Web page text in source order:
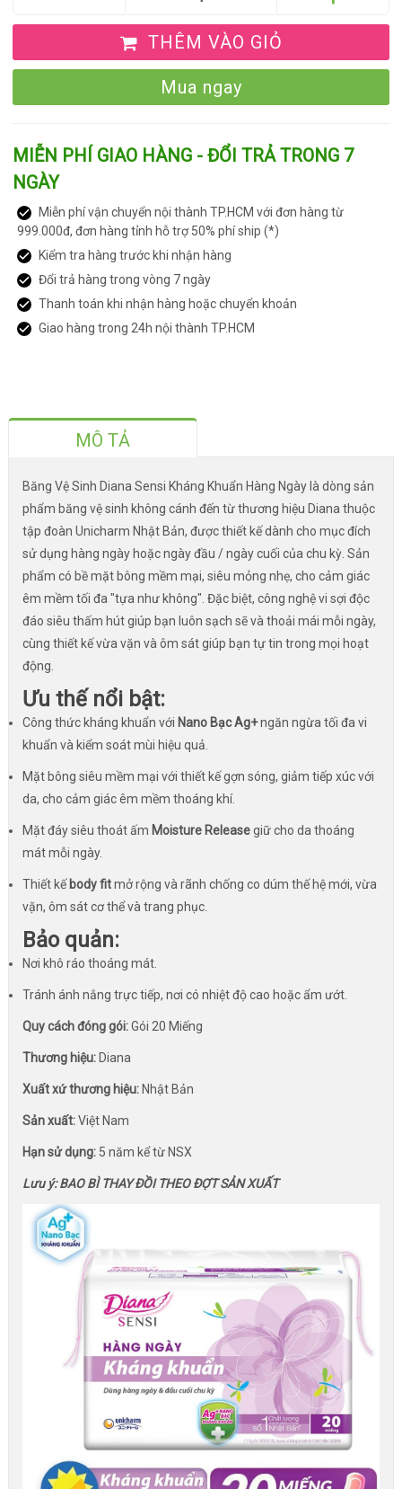
THÊM VÀO GIỎ
Mua ngay
MIỄN PHÍ GIAO HÀNG - ĐỔI TRẢ TRONG 7
NGÀY
Miễn phí vận chuyển nội thành TP.HCM với đơn hàng từ
999.000đ, đơn hàng tỉnh hỗ trợ 50% phí ship (*)
Kiểm tra hàng trước khi nhận hàng
Đổi trả hàng trong vòng 7 ngày
Thanh toán khi nhận hàng hoặc chuyển khoản
Giao hàng trong 24h nội thành TP.HCM
MÔ TẢ
Băng Vệ Sinh Diana Sensi Kháng Khuẩn Hàng Ngày là dòng sản
phẩm băng vệ sinh không cánh đến từ thương hiệu Diana thuộc
tập đoàn Unicharm Nhật Bản, được thiết kế dành cho mục đích
sử dụng hàng ngày hoặc ngày đầu / ngày cuối của chu kỳ. Sản
phẩm có bề mặt bông mềm mại, siêu mỏng nhẹ, cho cảm giác
êm mềm tối đa "tựa như không". Đặc biệt, công nghệ vi sợi độc
đáo siêu thấm hút giúp bạn luôn sạch sẽ và thoải mái mỗi ngày,
cùng thiết kế vừa vặn và ôm sát giúp bạn tự tin trong mọi hoạt
động.
Ưu thế nổi bật:
Công thức kháng khuẩn với Nano Bạc Ag+ngăn ngừa tối đa vi
khuẩn và kiểm soát mùi hiệu quả.
Mặt bông siêu mềm mại với thiết kế gợn sóng, giảm tiếp xúc với
da, cho cảm giác êm mềm thoáng khí.
Mặt đáy siêu thoát ấm Moisture Releasegiữ cho da thoáng
mát mỗi ngày.
Thiết kế body fitmở rộng và rãnh chống co dúm thế hệ mới, vừa
vặn, ôm sát cơ thể và trang phục.
Bảo quản:
Nơi khô ráo thoáng mát.
Tránh ánh nắng trực tiếp, nơi có nhiệt độ cao hoặc ẩm ướt.
Quy cách đóng gói:Gói 20 Miếng
Thương hiệu:Diana
Xuất xứ thương hiệu: Nhật Bản
Sản xuất:Việt Nam
Hạn sử dụng:5 năm kể từ NSX
Lưu ý: BAO BÌ THAY ĐỒI THEO ĐỢT SẢN XUẤT